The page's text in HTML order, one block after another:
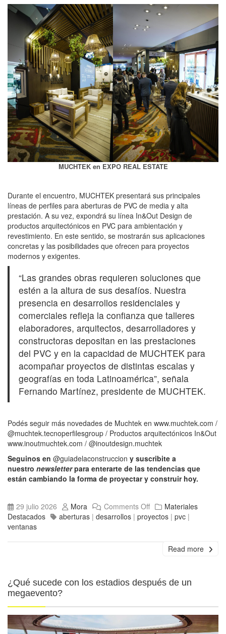
MUCHTEK en EXPO REAL ESTATE
Durante el encuentro, MUCHTEK presentará sus principales
líneas de perfiles para aberturas de PVC de media y alta
prestación. A su vez, expondrá su línea In&Out Design de
productos arquitectónicos en PVC para ambientación y
revestimiento. En este sentido, se mostrarán sus aplicaciones
concretas y las posibilidades que ofrecen para proyectos
modernos y exigentes.
“Las grandes obras requieren soluciones que
estén a la altura de sus desafíos. Nuestra
presencia en desarrollos residenciales y
comerciales refleja la confianza que talleres
elaboradores, arquitectos, desarrolladores y
constructoras depositan en las prestaciones
del PVC y en la capacidad de MUCHTEK para
acompañar proyectos de distintas escalas y
geografías en toda Latinoamérica”, señala
Fernando Martínez, presidente de MUCHTEK.
Podés seguir más novedades de Muchtek en www.muchtek.com /
@muchtek.tecnoperfilesgroup / Productos arquitectónicos In&Out
www.inoutmuchtek.com / @inoutdesign.muchtek
Seguinos en @guiadelaconstruccion y suscribite a
nuestro newsletterpara enterarte de las tendencias que
están cambiando la forma de proyectar y construir hoy.
29 julio 2026 Mora Comments Off
Materiales
Destacados
aberturas | desarrollos | proyectos | pvc |
ventanas
Read more
¿Qué sucede con los estadios después de un
megaevento?